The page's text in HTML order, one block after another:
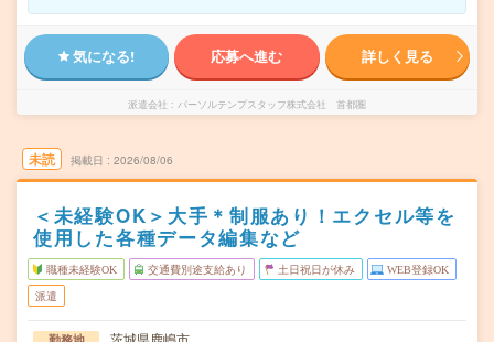
気になる! 応募へ進む 詳しく見る
派遣会社 パーソルテンプスタッフ株式会社 首都圏
未読 掲載日 2026/08/06
＜未経験OK＞大手＊制服あり！エクセル等を
使用した各種データ編集など
職種未経験OK 交通費別途支給あり 土日祝日が休み WEB登録OK
派遣
茨城県鹿嶋市